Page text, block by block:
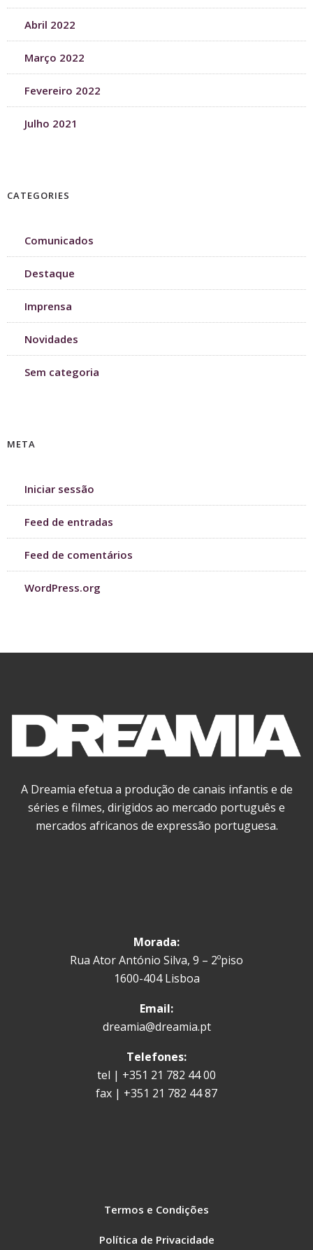
Abril 2022
Março 2022
Fevereiro 2022
Julho 2021
CATEGORIES
Comunicados
Destaque
Imprensa
Novidades
Sem categoria
META
Iniciar sessão
Feed de entradas
Feed de comentários
WordPress.org
A Dreamia efetua a produção de canais infantis e de
séries e filmes, dirigidos ao mercado português e
mercados africanos de expressão portuguesa.
Morada:
Rua Ator António Silva, 9 – 2ºpiso
1600-404 Lisboa
Email:
dreamia@dreamia.pt
Telefones:
tel | +351 21 782 44 00
fax | +351 21 782 44 87
Termos e Condições
Política de Privacidade